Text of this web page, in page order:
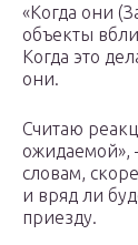
«Когда они
объекты
Когда это
они.
Считаю
ожидаемой»,
словам,
и вряд ли
приезду.